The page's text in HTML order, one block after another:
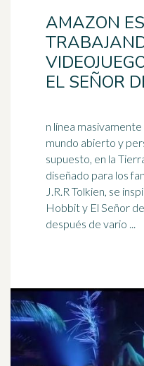
AMAZON
EL SEÑOR
n línea
mundo abierto y
supuesto, en la
diseñado para los
J.R.R Tolkien, se
Hobbit y El Señor
después de vario ...